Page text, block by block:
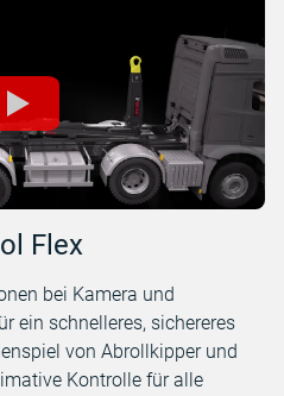
Flex
bei Kamera und
ein schnelleres, sichereres
von Abrollkipper und
Kontrolle für alle